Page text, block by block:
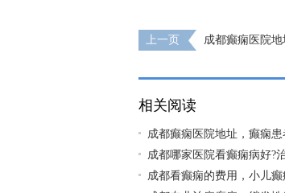
上一页
成都癫痫医院
相关阅读
成都癫痫医院地址，癫痫患
成都哪家医院看癫痫病好?
成都看癫痫的费用，小儿癫